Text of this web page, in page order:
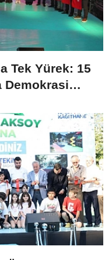
Tek Yürek: 15
Demokrasi